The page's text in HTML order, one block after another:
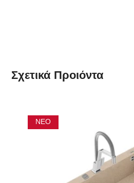
Σχετικά Προιόντα
ΝΈΟ